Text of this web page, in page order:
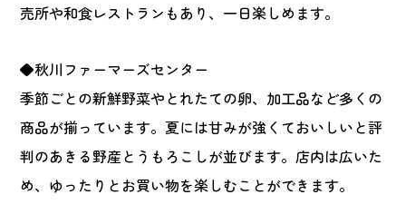
売所や和食レストランもあり、一日楽しめます。
◆秋川ファーマーズセンター
季節ごとの新鮮野菜やとれたての卵、加工品など多くの
商品が揃っています。夏には甘みが強くておいしいと評
判のあきる野産とうもろこしが並びます。店内は広いた
め、ゆったりとお買い物を楽しむことができます。